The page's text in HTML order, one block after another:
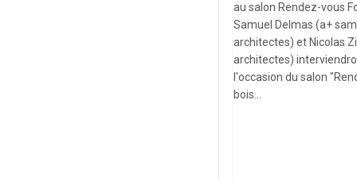
au salon Rendez-vous
Samuel Delmas (a+
architectes) et Nicolas
architectes)
l'occasion du salon
bois…